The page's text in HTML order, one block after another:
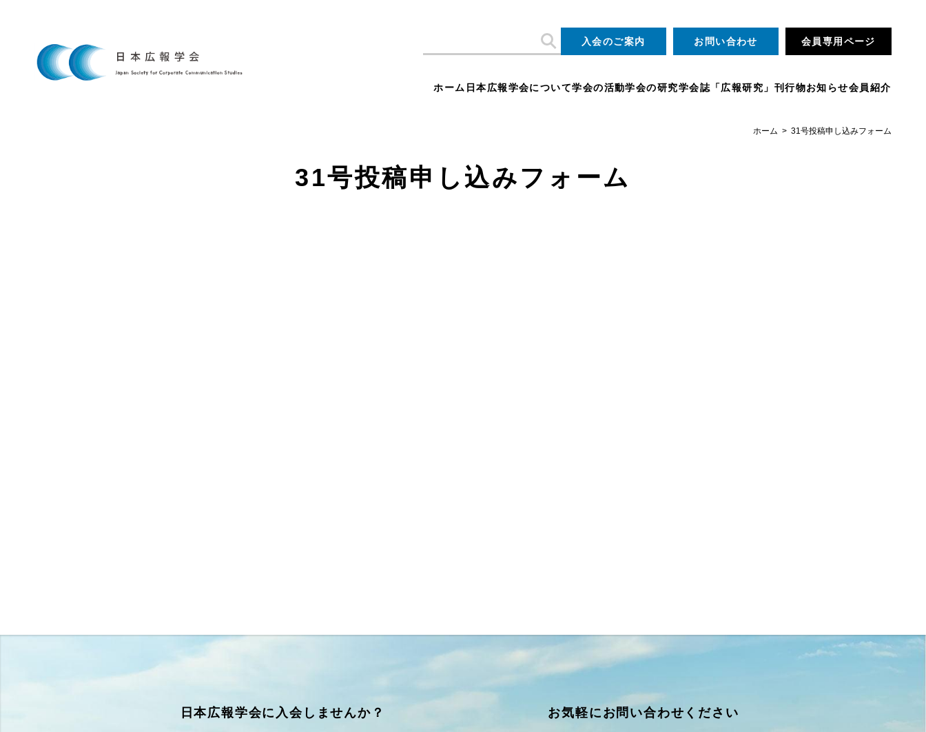
ホーム 日本広報学会について学会の活動学会の研究学会誌「広報研究」 刊行物お知らせ会員紹介
入会のご案内 お問い合わせ 会員専用ページ
ホーム 31号投稿申し込みフォーム
31号投稿申し込みフォーム
日本広報学会に入会しませんか？ お気軽にお問い合わせください